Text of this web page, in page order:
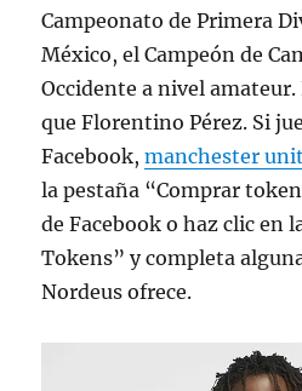
Campeonato de Primera
México, el Campeón de
Occidente a nivel
que Florentino Pérez. Si
Facebook,manchester
la pestaña “Comprar
de Facebook o haz clic en
Tokens” y completa
Nordeus ofrece.